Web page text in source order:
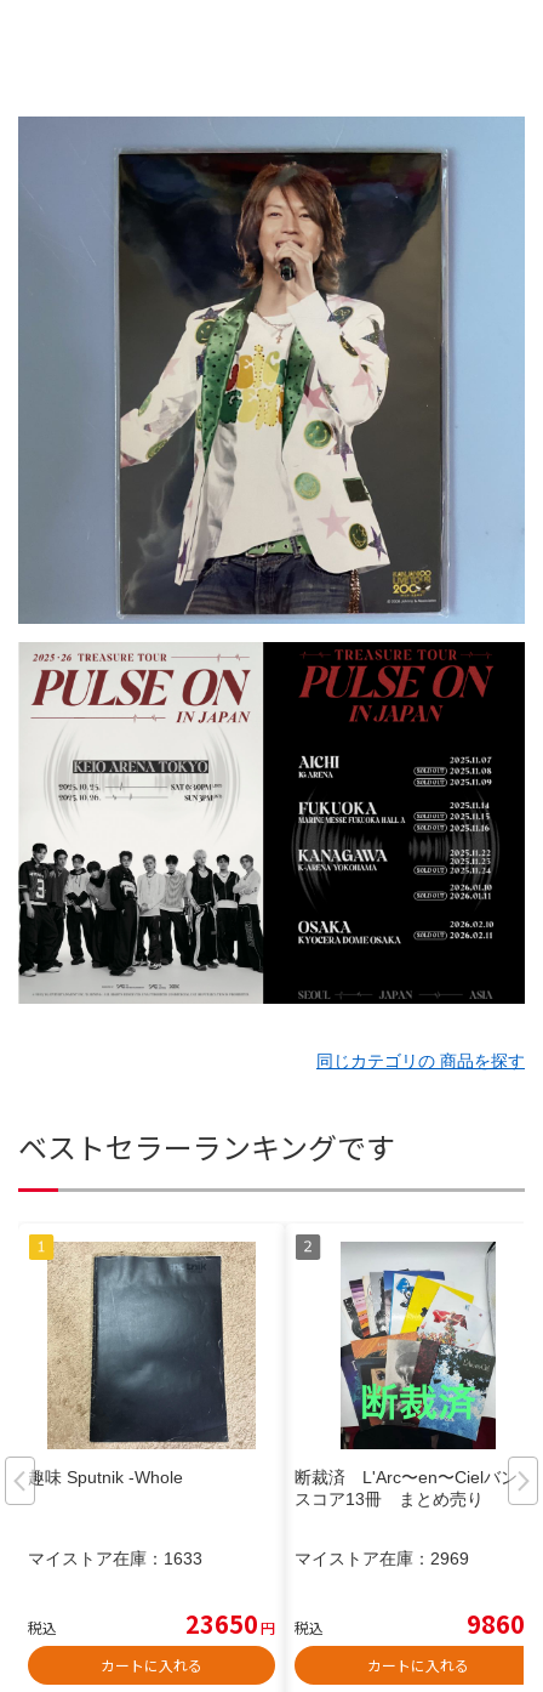
同じカテゴリの 商品を探す
ベストセラーランキングです
趣味 Sputnik -Whole
マイストア在庫： 1633
税込 23650円
カートに入れる
断裁済 L'Arc〜en〜Cielバンド
スコア13冊 まとめ売り
マイストア在庫： 2969
税込 9860
カートに入れる